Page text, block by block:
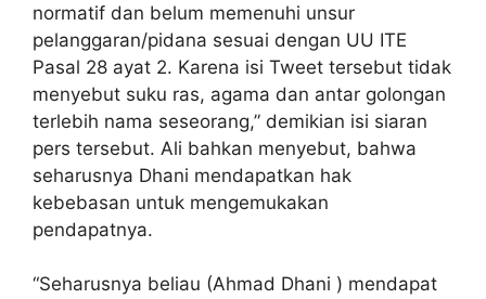
normatif dan belum memenuhi unsur
pelanggaran/pidana sesuai dengan UU ITE
Pasal 28 ayat 2. Karena isi Tweet tersebut tidak
menyebut suku ras, agama dan antar golongan
terlebih nama seseorang,” demikian isi siaran
pers tersebut. Ali bahkan menyebut, bahwa
seharusnya Dhani mendapatkan hak
kebebasan untuk mengemukakan
pendapatnya.
“Seharusnya beliau (Ahmad Dhani ) mendapat